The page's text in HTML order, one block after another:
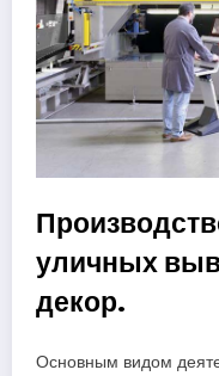
уличных
декор.
Основным видом